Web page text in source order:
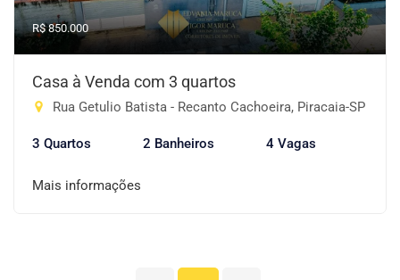
R$ 850.000
Casa à Venda com 3 quartos
Rua Getulio Batista - Recanto Cachoeira, Piracaia-SP
3 Quartos 2 Banheiros 4 Vagas
Mais informações